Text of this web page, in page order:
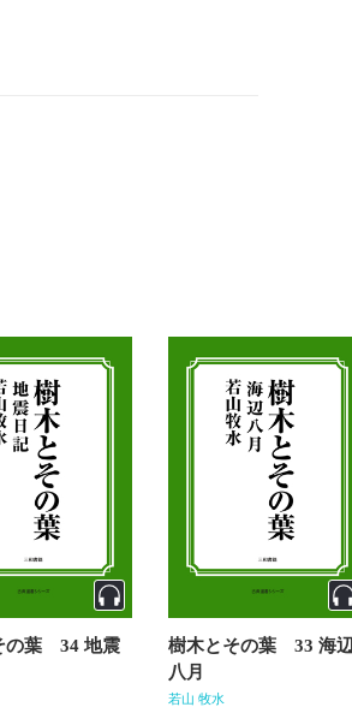
の葉 34 地震
樹木とその葉 33 海辺
八月
若山 牧水